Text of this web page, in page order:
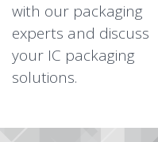
with our packaging
experts and discuss
your IC packaging
solutions.